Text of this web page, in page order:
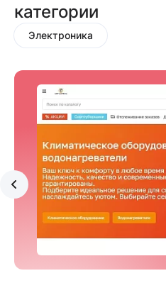
категории
Электроника